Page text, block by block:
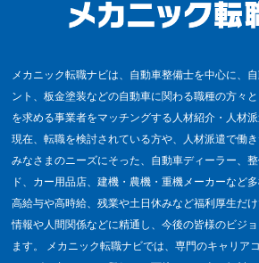
メカニック転職ナビは、自動車整備士を中心に、
ント、板金塗装などの自動車に関わる職種の方々
を求める事業者をマッチングする人材紹介・人材派
現在、転職を検討されている方や、人材派遣で働き
みなさまのニーズにそった、自動車ディーラー、
ド、カー用品店、建機・農機・重機メーカーなど
高給与や高時給、残業や土日休みなど福利厚生だ
情報や人間関係などに精通し、今後の皆様のビジ
ます。 メカニック転職ナビでは、専門のキャリア